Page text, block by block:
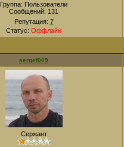
Группа: Пользователи
Сообщений: 131
Репутация: 7
Статус: Оффлайн
sergef009
Сержант